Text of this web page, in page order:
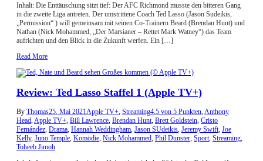
Inhalt: Die Enttäuschung sitzt tief: Der AFC Richmond musste den bitteren Gang
in die zweite Liga antreten. Der umstrittene Coach Ted Lasso (Jason Sudeikis,
„Permission“ ) will gemeinsam mit seinen Co-Trainern Beard (Brendan Hunt) und
Nathan (Nick Mohammed, „Der Marsianer – Rettet Mark Watney“) das Team
aufrichten und den Blick in die Zukunft werfen. Ein […]
Read More
Review: Ted Lasso Staffel 1 (Apple TV+)
By Thomas25. Mai 2021 Apple TV+ Streaming4.5 von 5 Punkten Anthony
Head Apple TV+ Bill Lawrence Brendan Hunt Brett Goldstein Cristo
Fernández Drama Hannah Weddingham Jason SUdeikis Jeremy Swift Joe
Kelly, Juno Temple Komödie Nick Mohammed Phil Dunster Sport Streaming
Toheeb Jimoh